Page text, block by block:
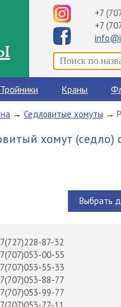
+7
+7
Тройники Краны
→ Седловитые хомуты →
хомут (седло)
Выбрать
87-32
00-55
55-33
88-77
99-77